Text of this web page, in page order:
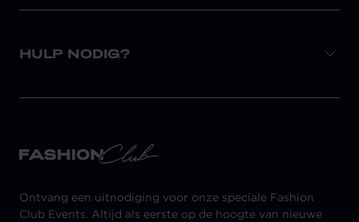
HULP NODIG?
Ontvang een uitnodiging voor onze speciale Fashion
Club Events. Altijd als eerste op de hoogte van nieuwe